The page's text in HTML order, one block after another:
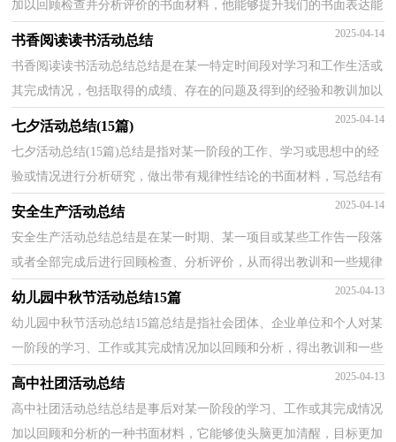
加以回顾检查并分析评价的书面材料，他能够提升我们的书面表达能
力，不如静下心来好好写写总结吧。总结怎么写才...
书香阅读读书活动总结 2025-04-14
书香阅读读书活动总结总结是在某一特定时间段对学习和工作生活或
其完成情况，包括取得的成绩、存在的问题及得到的经验和教训加以
回顾和分析的书面材料，它能使我们及时找出错误...
七夕活动总结(15篇) 2025-04-14
七夕活动总结(15篇)总结是指对某一阶段的工作、学习或思想中的经
验或情况进行分析研究，做出带有规律性结论的书面材料，写总结有
利于我们学习和工作能力的提高，是时候写一份总结...
安全生产活动总结 2025-04-14
安全生产活动总结总结是在某一时期、某一项目或某些工作告一段落
或者全部完成后进行回顾检查、分析评价，从而得出教训和一些规律
性认识的一种书面材料，他能够提升我们的书面表...
幼儿园中秋节活动总结15篇 2025-04-13
幼儿园中秋节活动总结15篇总结是指社会团体、企业单位和个人对某
一阶段的学习、工作或其完成情况加以回顾和分析，得出教训和一些
规律性认识的一种书面材料，写总结有利于我们学...
高中社团活动总结 2025-04-13
高中社团活动总结总结是事后对某一阶段的学习、工作或其完成情况
加以回顾和分析的一种书面材料，它能够使头脑更加清醒，目标更加